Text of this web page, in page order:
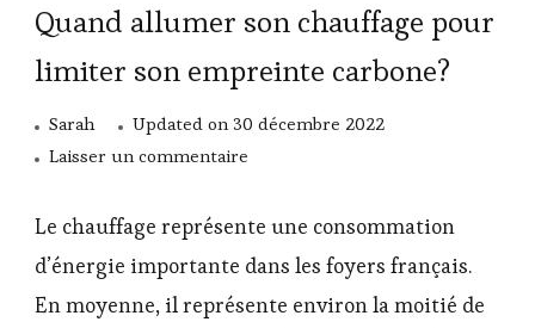
Quand allumer son chauffage pour
limiter son empreinte carbone?
Sarah Updated on 30 décembre 2022
Laisser un commentaire
allumer
pour
Le chauffage représente une consommation
d’énergie importante dans les foyers français.
En moyenne, il représente environ la moitié de